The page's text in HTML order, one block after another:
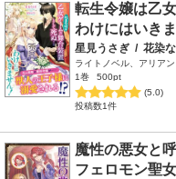
転生令嬢は乙
わけにはいき
星見うさぎ / 花染
ライトノベル、アリア
1巻
500pt
(5.0)
投稿数1件
魔性の悪女と
フェロモン聖